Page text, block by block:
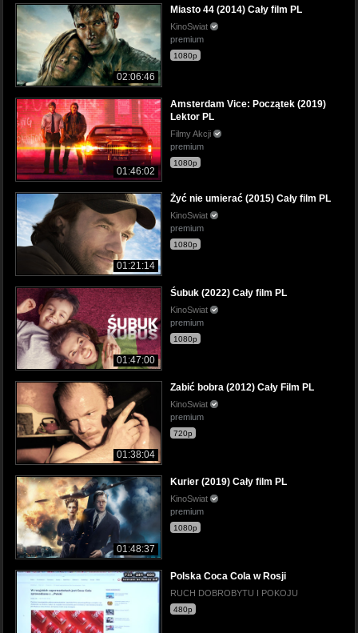
02:06:46
Miasto 44 (2014) Cały film PL
KinoSwiat
premium
1080p
01:46:02
Amsterdam Vice: Początek (2019)
Lektor PL
Filmy Akcji
premium
1080p
01:21:14
Żyć nie umierać (2015) Cały film PL
KinoSwiat
premium
1080p
01:47:00
Śubuk (2022) Cały film PL
KinoSwiat
premium
1080p
01:38:04
Zabić bobra (2012) Cały Film PL
KinoSwiat
premium
720p
01:48:37
Kurier (2019) Cały film PL
KinoSwiat
premium
1080p
Polska Coca Cola w Rosji
RUCH DOBROBYTU I POKOJU
480p